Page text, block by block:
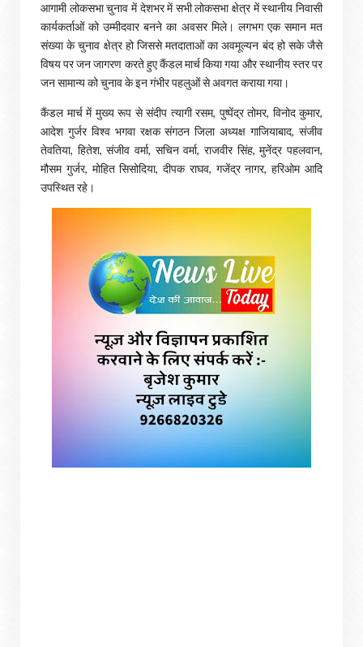
आगामी लोकसभा चुनाव में देशभर में सभी लोकसभा क्षेत्र में स्थानीय निवासी
कार्यकर्ताओं को उम्मीदवार बनने का अवसर मिले। लगभग एक समान मत
संख्या के चुनाव क्षेत्र हो जिससे मतदाताओं का अवमूल्यन बंद हो सके जैसे
विषय पर जन जागरण करते हुए कैंडल मार्च किया गया और स्थानीय स्तर पर
जन सामान्य को चुनाव के इन गंभीर पहलुओं से अवगत कराया गया।
कैंडल मार्च में मुख्य रूप से संदीप त्यागी रसम, पुष्पेंद्र तोमर, विनोद कुमार,
आदेश गुर्जर विश्व भगवा रक्षक संगठन जिला अध्यक्ष गाजियाबाद, संजीव
तेवतिया, हितेश, संजीव वर्मा, सचिन वर्मा, राजवीर सिंह, मुनेंद्र पहलवान,
मौसम गुर्जर, मोहित सिसोदिया, दीपक राघव, गजेंद्र नागर, हरिओम आदि
उपस्थित रहे।